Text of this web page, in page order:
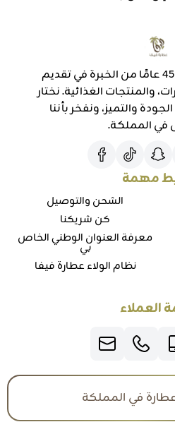
عطارة فيفا - أكثر من 45 عامًا من الخبرة في تقديم
والمنتجات الغذائية. نختار
والتميز، ونفخر بأننا
في المملكة.
مهمة
الشحن والتوصيل
كن شريكنا
معرفة العنوان الوطني الخاص
بي
نظام الولاء عطارة فيفا
العملاء
في المملكة